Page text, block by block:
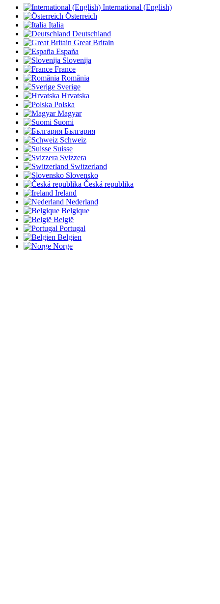
International (English)
Österreich
Italia
Deutschland
Great Britain
España
Slovenija
France
România
Sverige
Hrvatska
Polska
Magyar
Suomi
България
Schweiz
Suisse
Svizzera
Switzerland
Slovensko
Česká republika
Ireland
Nederland
Belgique
België
Portugal
Belgien
Norge